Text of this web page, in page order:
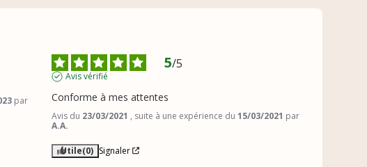
par
5/5
Avis vérifié
Conforme à mes attentes
Avis du 23/03/2021 , suite à une expérience du 15/03/2021 par
A.A.
Utile(0) Signaler